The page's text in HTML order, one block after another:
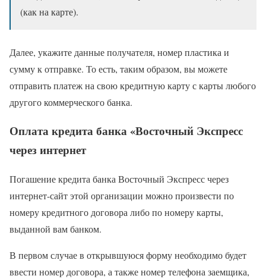
(как на карте).
Далее, укажите данные получателя, номер пластика и
сумму к отправке. То есть, таким образом, вы можете
отправить платеж на свою кредитную карту с карты любого
другого коммерческого банка.
Оплата кредита банка «Восточный Экспресс
через интернет
Погашение кредита банка Восточный Экспресс через
интернет-сайт этой организации можно произвести по
номеру кредитного договора либо по номеру карты,
выданной вам банком.
В первом случае в открывшуюся форму необходимо будет
ввести номер договора, а также номер телефона заемщика,